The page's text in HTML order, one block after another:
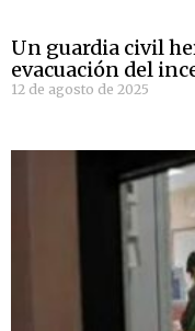
Un guardia civil
evacuación del
12 de agosto de 2025